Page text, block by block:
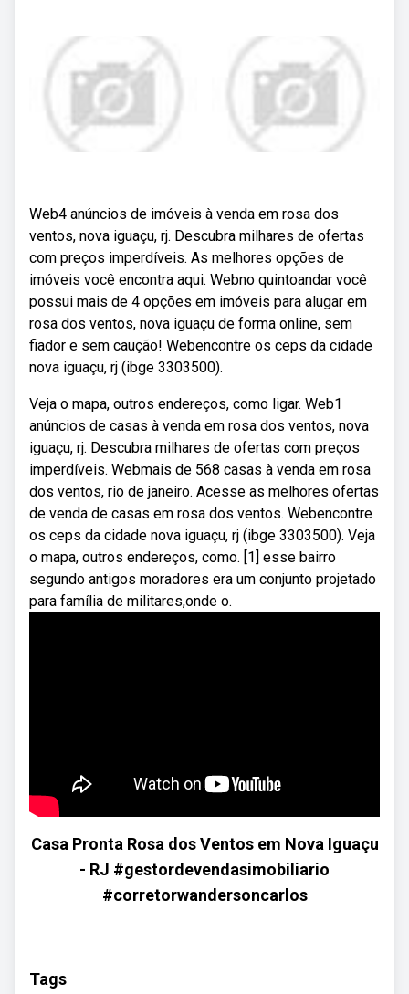
Web4 anúncios de imóveis à venda em rosa dos
ventos, nova iguaçu, rj. Descubra milhares de ofertas
com preços imperdíveis. As melhores opções de
imóveis você encontra aqui. Webno quintoandar você
possui mais de 4 opções em imóveis para alugar em
rosa dos ventos, nova iguaçu de forma online, sem
fiador e sem caução! Webencontre os ceps da cidade
nova iguaçu, rj (ibge 3303500).
Veja o mapa, outros endereços, como ligar. Web1
anúncios de casas à venda em rosa dos ventos, nova
iguaçu, rj. Descubra milhares de ofertas com preços
imperdíveis. Webmais de 568 casas à venda em rosa
dos ventos, rio de janeiro. Acesse as melhores ofertas
de venda de casas em rosa dos ventos. Webencontre
os ceps da cidade nova iguaçu, rj (ibge 3303500). Veja
o mapa, outros endereços, como. [1] esse bairro
segundo antigos moradores era um conjunto projetado
para família de militares,onde o.
Casa Pronta Rosa dos Ventos em Nova Iguaçu
- RJ #gestordevendasimobiliario
#corretorwandersoncarlos
Tags